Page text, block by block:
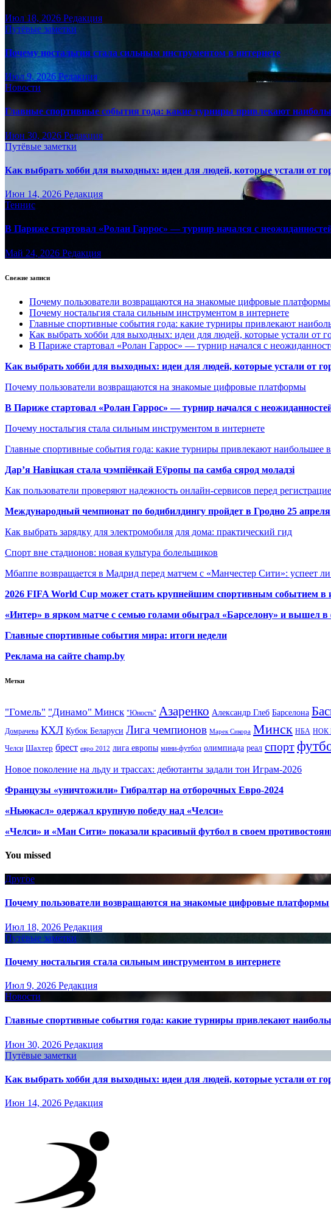
Июл 18, 2026 Редакция
Путёвые заметки
Почему ностальгия стала сильным инструментом в интернете
Июл 9, 2026 Редакция
Новости
Главные спортивные события года: какие турниры привлекают
Июн 30, 2026 Редакция
Путёвые заметки
Как выбрать хобби для выходных: идеи для людей, которые устали от
Июн 14, 2026 Редакция
Теннис
В Париже стартовал «Ролан Гаррос» — турнир начался с
Май 24, 2026 Редакция
Свежие записи
Почему пользователи возвращаются на знакомые цифровые платформы
Почему ностальгия стала сильным инструментом в интернете
Главные спортивные события года: какие турниры привлекают
Как выбрать хобби для выходных: идеи для людей, которые устали от
В Париже стартовал «Ролан Гаррос» — турнир начался с
Как выбрать хобби для выходных: идеи для людей, которые устали от
Почему пользователи возвращаются на знакомые цифровые платформы
В Париже стартовал «Ролан Гаррос» — турнир начался с
Почему ностальгия стала сильным инструментом в интернете
Главные спортивные события года: какие турниры привлекают наибольшее
Дар’я Навіцкая стала чэмпіёнкай Еўропы па самба сярод моладзі
Как пользователи проверяют надежность онлайн-сервисов перед
Международный чемпионат по бодибилдингу пройдет в Гродно 25 апреля
Как выбрать зарядку для электромобиля для дома: практический гид
Спорт вне стадионов: новая культура болельщиков
Мбаппе возвращается в Мадрид перед матчем с «Манчестер Сити»: успеет
2026 FIFA World Cup может стать крупнейшим спортивным событием в
«Интер» в ярком матче с семью голами обыграл «Барселону» и вышел
Главные спортивные события мира: итоги недели
Реклама на сайте champ.by
Метки
"Гомель" "Динамо" Минск "Юность" Азаренко Александр Глеб Барселона
Домрачева КХЛ Кубок Беларуси Лига чемпионов Марек Сикора Минск НБА НОК
Челси Шахтер брест евро 2012 лига европы мини-футбол олимпиада реал спорт
Новое поколение на льду и трассах: дебютанты задали тон Играм-2026
Французы «уничтожили» Гибралтар на отборочных Евро-2024
«Ньюкасл» одержал крупную победу над «Челси»
«Челси» и «Ман Сити» показали красивый футбол в своем
You missed
Другое
Почему пользователи возвращаются на знакомые цифровые платформы
Июл 18, 2026 Редакция
Путёвые заметки
Почему ностальгия стала сильным инструментом в интернете
Июл 9, 2026 Редакция
Новости
Главные спортивные события года: какие турниры привлекают
Июн 30, 2026 Редакция
Путёвые заметки
Как выбрать хобби для выходных: идеи для людей, которые устали от
Июн 14, 2026 Редакция